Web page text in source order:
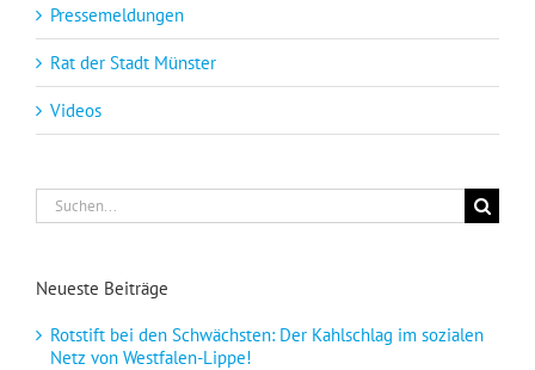
Pressemeldungen
Rat der Stadt Münster
Videos
Suche
nach:
Neueste Beiträge
Rotstift bei den Schwächsten: Der Kahlschlag im sozialen
Netz von Westfalen-Lippe!